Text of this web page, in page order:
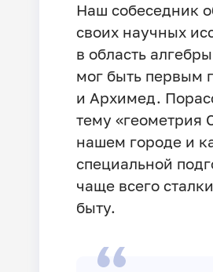
Наш собеседник
своих научных
в область
мог быть первым
и Архимед.
тему «геометрия
нашем городе и
специальной
чаще всего
быту.